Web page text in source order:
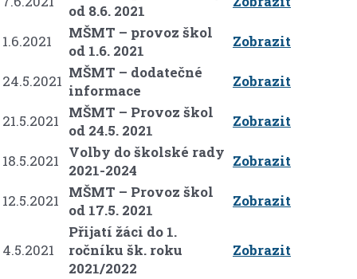
od 8.6. 2021
1.6.2021
MŠMT – provoz škol
od 1.6. 2021
Zobrazit
24.5.2021 MŠMT – dodatečné
informace
Zobrazit
21.5.2021
MŠMT – Provoz škol
od 24.5. 2021
Zobrazit
18.5.2021
Volby do školské rady
2021-2024
Zobrazit
12.5.2021
MŠMT – Provoz škol
od 17.5. 2021
Zobrazit
4.5.2021
Přijatí žáci do 1.
ročníku šk. roku
2021/2022
Zobrazit